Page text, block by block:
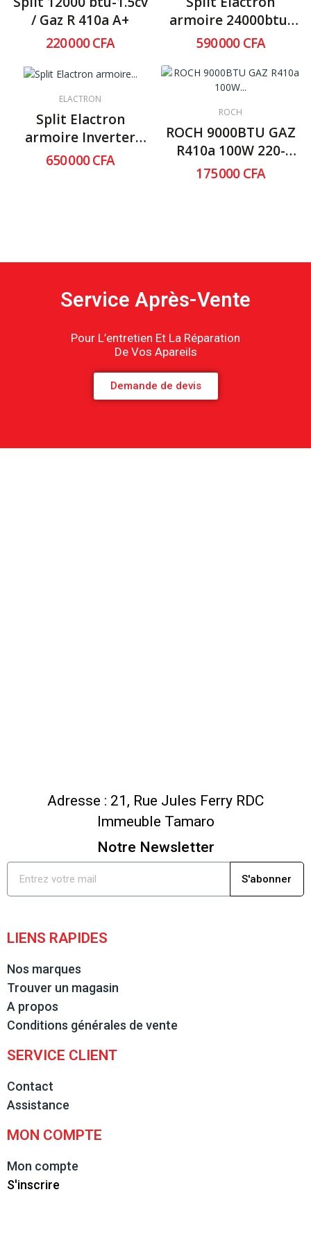
/ Gaz R 410a A+
220 000 CFA
armoire 24000btu-
3cv
590 000 CFA
ELACTRON
Split Elactron
armoire Inverter
24000btu-3cv
650 000 CFA
ROCH
ROCH 9000BTU GAZ
R410a 100W 220-
240V 30kg
175 000 CFA
Service Après-Vente
Pour L’entretien Et La Réparation
De Vos Apareils
Demande de devis
Adresse : 21, Rue Jules Ferry RDC
Immeuble Tamaro
Notre Newsletter
S'abonner
LIENS RAPIDES
Nos marques
Trouver un magasin
A propos
Conditions générales de vente
SERVICE CLIENT
Contact
Assistance
MON COMPTE
Mon compte
S'inscrire